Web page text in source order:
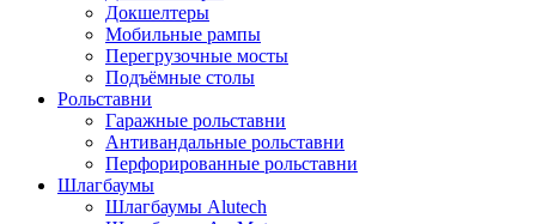
Докшелтеры
Мобильные рампы
Перегрузочные мосты
Подъёмные столы
Рольставни
Гаражные рольставни
Антивандальные рольставни
Перфорированные рольставни
Шлагбаумы
Шлагбаумы Alutech